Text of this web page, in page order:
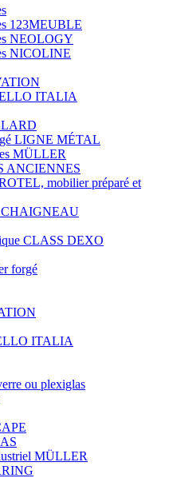
123MEUBLE
NEOLOGY
NICOLINE
ITALIA
LIGNE MÉTAL
MÜLLER
ANCIENNES
mobilier préparé et
CHAIGNEAU
CLASS DEXO
forgé
ITALIA
ou plexiglas
MÜLLER